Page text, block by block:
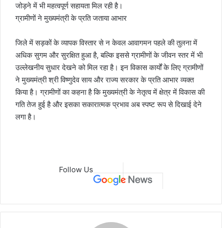
जोड़ने में भी महत्वपूर्ण सहायता मिल रही है।
ग्रामीणों ने मुख्यमंत्री के प्रति जताया आभार
जिले में सड़कों के व्यापक विस्तार से न केवल आवागमन पहले की तुलना में
अधिक सुगम और सुरक्षित हुआ है, बल्कि इससे ग्रामीणों के जीवन स्तर में भी
उल्लेखनीय सुधार देखने को मिल रहा है। इन विकास कार्यों के लिए ग्रामीणों
ने मुख्यमंत्री श्री विष्णुदेव साय और राज्य सरकार के प्रति आभार व्यक्त
किया है। ग्रामीणों का कहना है कि मुख्यमंत्री के नेतृत्व में क्षेत्र में विकास की
गति तेज हुई है और इसका सकारात्मक प्रभाव अब स्पष्ट रूप से दिखाई देने
लगा है।
Follow Us